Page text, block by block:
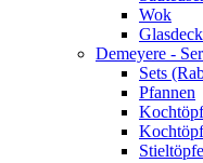
Wok
Demeyere -
Sets
Pfannen